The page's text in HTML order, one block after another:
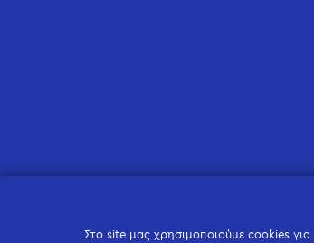
Στο site μας χρησιμοποιούμε cookies